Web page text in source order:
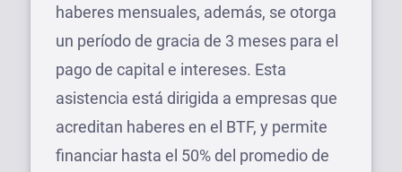
haberes mensuales, además, se otorga
un período de gracia de 3 meses para el
pago de capital e intereses. Esta
asistencia está dirigida a empresas que
acreditan haberes en el BTF, y permite
financiar hasta el 50% del promedio de